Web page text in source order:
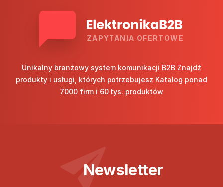
ZAPYTANIA OFERTOWE
Unikalny branżowy system komunikacji B2B Znajdź
produkty i usługi, których potrzebujesz Katalog ponad
7000 firm i 60 tys. produktów
Newsletter